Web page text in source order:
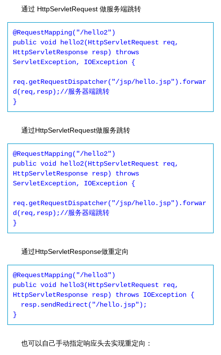
通过 HttpServletRequest 做服务端跳转
@RequestMapping("/hello2")
public void hello2(HttpServletRequest req,
HttpServletResponse resp) throws
ServletException, IOException {
req.getRequestDispatcher("/jsp/hello.jsp").forwar
d(req,resp);//服务器端跳转
}
通过HttpServletRequest做服务跳转
@RequestMapping("/hello2")
public void hello2(HttpServletRequest req,
HttpServletResponse resp) throws
ServletException, IOException {
req.getRequestDispatcher("/jsp/hello.jsp").forwar
d(req,resp);//服务器端跳转
}
通过HttpServletResponse做重定向
@RequestMapping("/hello3")
public void hello3(HttpServletRequest req,
HttpServletResponse resp) throws IOException {
}
也可以自己手动指定响应头去实现重定向：